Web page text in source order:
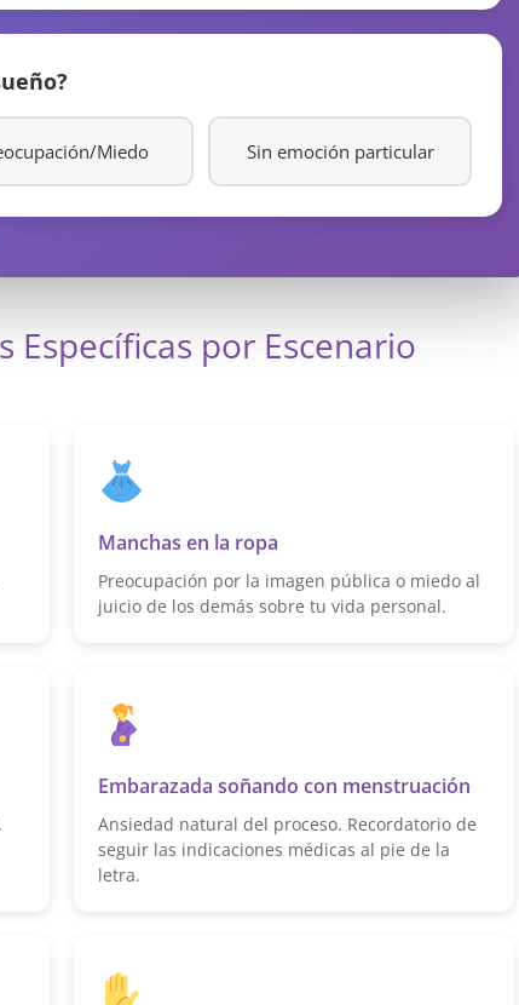
Miedo Sin emoción particular
Específicas por Escenario
Manchas en la ropa
Preocupación por la imagen pública o miedo al
juicio de los demás sobre tu vida personal.
Embarazada soñando con menstruación
Ansiedad natural del proceso. Recordatorio de
seguir las indicaciones médicas al pie de la
letra.